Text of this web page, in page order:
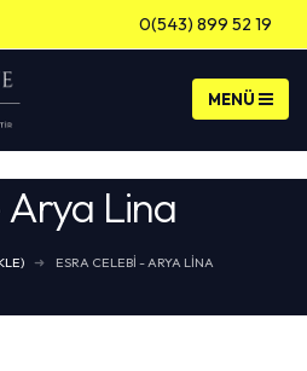
0(543) 899 52 19
Arya Lina
ESRA CELEBI - ARYA LINA